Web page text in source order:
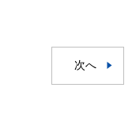
次へ